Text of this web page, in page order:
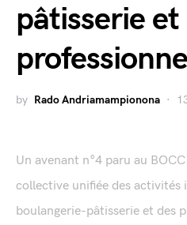
pâtisserie et
by Rado Andriamampionona
Un avenant n°4 paru au
collective unifiée des activités
boulangerie-pâtisserie et des